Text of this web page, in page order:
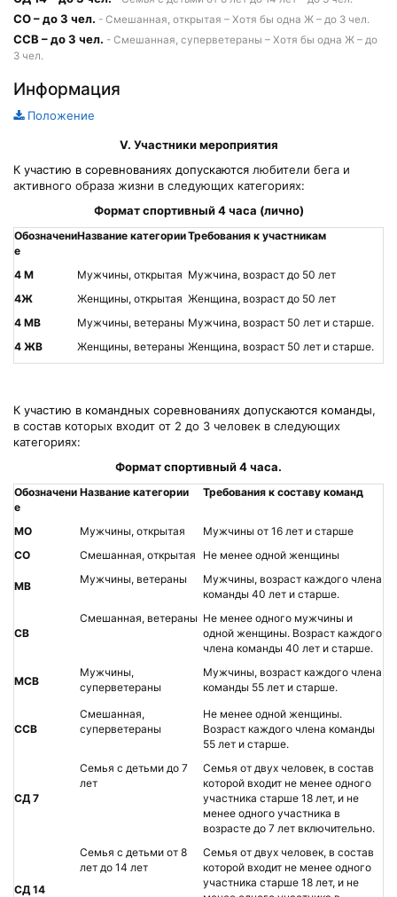
СО – до 3 чел. - Смешанная, открытая – Хотя бы одна Ж – до 3 чел.
ССВ – до 3 чел. - Смешанная, суперветераны – Хотя бы одна Ж – до
3 чел.
Информация
Положение
V. Участники мероприятия
К участию в соревнованиях допускаются любители бега и
активного образа жизни в следующих категориях:
Формат спортивный 4 часа (лично)
Обозначени
е
Название категорииТребования к участникам
4 М Мужчины, открытая Мужчина, возраст до 50 лет
4Ж
Женщины, открытая Женщина, возраст до 50 лет
4 МВ
Мужчины, ветераны Мужчина, возраст 50 лет и старше.
4 ЖВ
Женщины, ветераны Женщина, возраст 50 лет и старше.
К участию в командных соревнованиях допускаются команды,
в состав которых входит от 2 до 3 человек в следующих
категориях:
Формат спортивный 4 часа.
Обозначени
е
Название категории Требования к составу команд
МО Мужчины, открытая
Мужчины от 16 лет и старше
СО
Смешанная, открытая Не менее одной женщины
МВ
Мужчины, ветераны
Мужчины, возраст каждого члена
команды 40 лет и старше.
СВ
Смешанная, ветераны Не менее одного мужчины и
одной женщины. Возраст каждого
члена команды 40 лет и старше.
МСВ
Мужчины,
суперветераны
Мужчины, возраст каждого члена
команды 55 лет и старше.
ССВ
Смешанная,
суперветераны
Не менее одной женщины.
Возраст каждого члена команды
55 лет и старше.
СД 7
Семья с детьми до 7
лет
Семья от двух человек, в состав
которой входит не менее одного
участника старше 18 лет, и не
менее одного участника в
возрасте до 7 лет включительно.
СД 14
Семья с детьми от 8
лет до 14 лет
Семья от двух человек, в состав
которой входит не менее одного
участника старше 18 лет, и не